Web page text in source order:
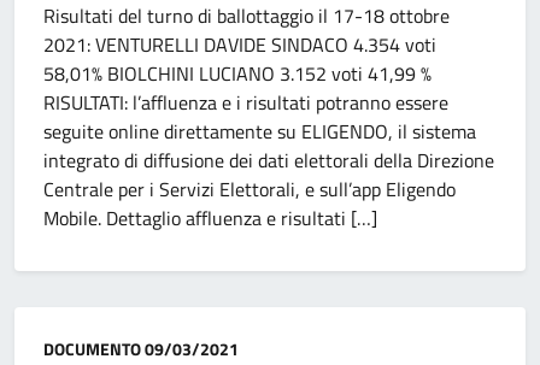
Risultati del turno di ballottaggio il 17-18 ottobre
2021: VENTURELLI DAVIDE SINDACO 4.354 voti
58,01% BIOLCHINI LUCIANO 3.152 voti 41,99 %
RISULTATI: l’affluenza e i risultati potranno essere
seguite online direttamente su ELIGENDO, il sistema
integrato di diffusione dei dati elettorali della Direzione
Centrale per i Servizi Elettorali, e sull’app Eligendo
Mobile. Dettaglio affluenza e risultati […]
Categoria:
DOCUMENTO09/03/2021